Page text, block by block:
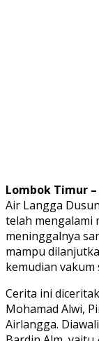
Lombok Timur –
Air Langga
telah mengalami
meninggalnya
mampu
kemudian vakum
Cerita ini
Mohamad Alwi,
Airlangga.